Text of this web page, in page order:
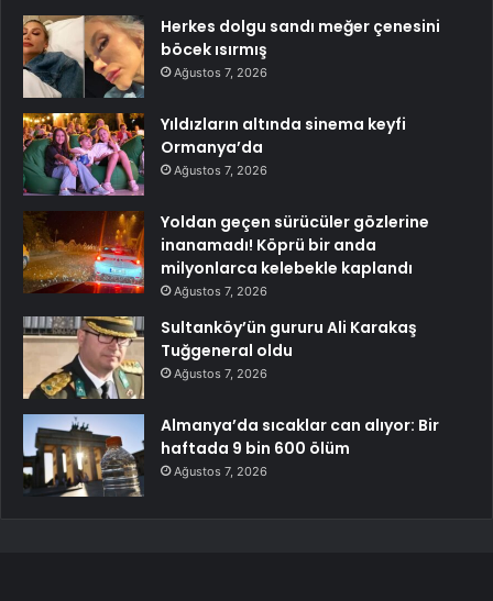
Herkes dolgu sandı meğer çenesini
böcek ısırmış
Ağustos 7, 2026
Yıldızların altında sinema keyfi
Ormanya’da
Ağustos 7, 2026
Yoldan geçen sürücüler gözlerine
inanamadı! Köprü bir anda
milyonlarca kelebekle kaplandı
Ağustos 7, 2026
Sultanköy’ün gururu Ali Karakaş
Tuğgeneral oldu
Ağustos 7, 2026
Almanya’da sıcaklar can alıyor: Bir
haftada 9 bin 600 ölüm
Ağustos 7, 2026